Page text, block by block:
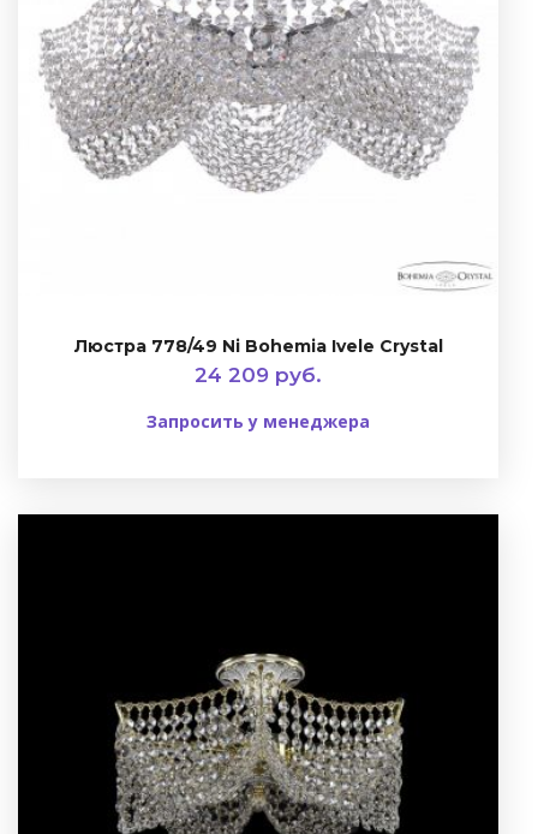
Люстра 778/49 Ni Bohemia Ivele Crystal
24 209 руб.
Запросить у менеджера